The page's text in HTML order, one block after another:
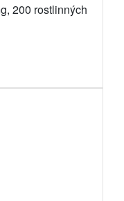
200 rostlinných